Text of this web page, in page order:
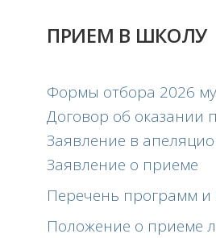
ПРИЕМ В ШКОЛУ
Формы отбора 2026
Договор об оказании
Заявление в
Заявление о приеме
Перечень программ и
Положение о приеме